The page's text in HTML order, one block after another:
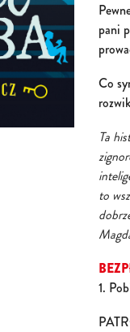
pani
Co
Ta
to
1.